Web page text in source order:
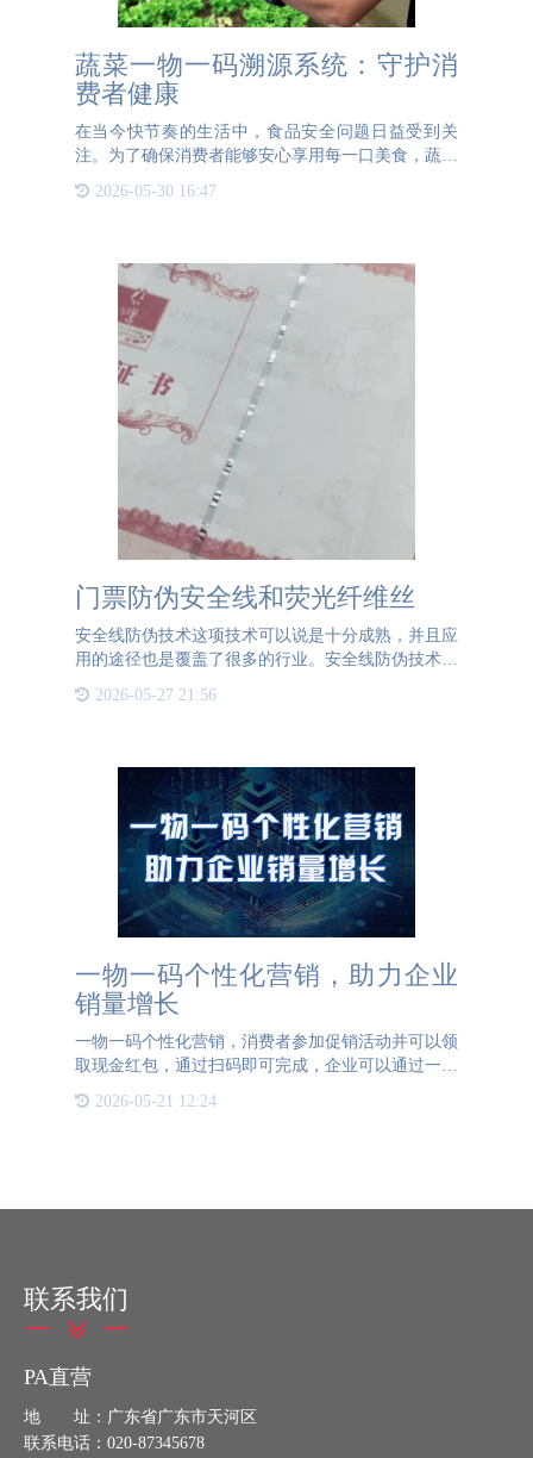
蔬菜一物一码溯源系统：守护消
费者健康
在当今快节奏的生活中，食品安全问题日益受到关
注。为了确保消费者能够安心享用每一口美食，蔬菜
了食品的安全性，还为农业生产带来了全新的管理模
2026-05-30 16:47
门票防伪安全线和荧光纤维丝
安全线防伪技术这项技术可以说是十分成熟，并且应
用的途径也是覆盖了很多的行业。安全线防伪技术是
入，完全嵌入需要拿到透光的地方才可以看到嵌入纸
2026-05-27 21:56
一物一码个性化营销，助力企业
销量增长
一物一码个性化营销，消费者参加促销活动并可以领
取现金红包，通过扫码即可完成，企业可以通过一物
销活动可以更多的了解产品和企业信息，并乐于进行
2026-05-21 12:24
联系我们
PA直营
地 址：广东省广东市天河区
联系电话：020-87345678